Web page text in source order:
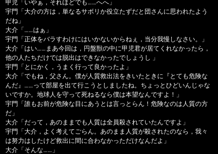
甲児「いやぁ，それほどでも……へへ」
宇門「大介の方は，単なるサボリか役立たずだと団さんに思われたよう
だね」
大介「……はぁ」
宇門「正体をバラすわけにはいかないからねぇ，当分我慢しなさい。」
大介「はい……まあ今回は，円盤獣の中に甲児君が居てくれなかったら，
他の人たちだけでは脱出はできなかったでしょうし 」
宇門「とにかく，うまく行って良かったよ」
大介「でもね，父さん。僕が人質救出法をきいたときに『とても危険な
んだ』……って部屋を出て行こうとしましたね。ちょっとひどいんじゃな
いですか。地球人を守って死ねるなら僕は本望なんですよ！」
宇門「誰もお前が危険な目にあうとは言っとらん！危険なのは人質の方
だ」
大介「だって，あのままでも人質は全員殺されていたんですよ」
宇門「大介，よく考えてごらん。あのまま人質が殺されたのなら，我々
は努力はしたけど救出に間に合わなかっただけなんだよ」
大介「そんな……」